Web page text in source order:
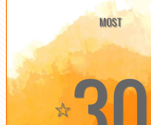
MOST
☆